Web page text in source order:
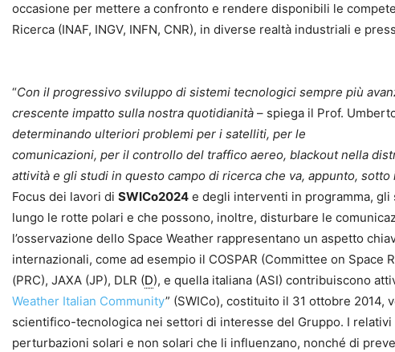
occasione per mettere a confronto e rendere disponibili le
Ricerca (INAF, INGV, INFN, CNR), in diverse realtà industriali e
“Con il progressivo sviluppo di sistemi tecnologici sempre più
crescente impatto sulla nostra quotidianità – spiega il Prof.
determinando ulteriori problemi per i satelliti, per le
comunicazioni, per il controllo del traffico aereo, blackout nella
attività e gli studi in questo campo di ricerca che va, appunto, sotto
Focus dei lavori di SWICo2024 e degli interventi in programma,
lungo le rotte polari e che possono, inoltre, disturbare le
l’osservazione dello Space Weather rappresentano un aspetto
internazionali, come ad esempio il COSPAR (Committee on Space
(PRC), JAXA (JP), DLR (D), e quella italiana (ASI) contribuiscono
Weather Italian Community” (SWICo), costituito il 31 ottobre
scientifico-tecnologica nei settori di interesse del Gruppo. I
perturbazioni solari e non solari che li influenzano, nonché di